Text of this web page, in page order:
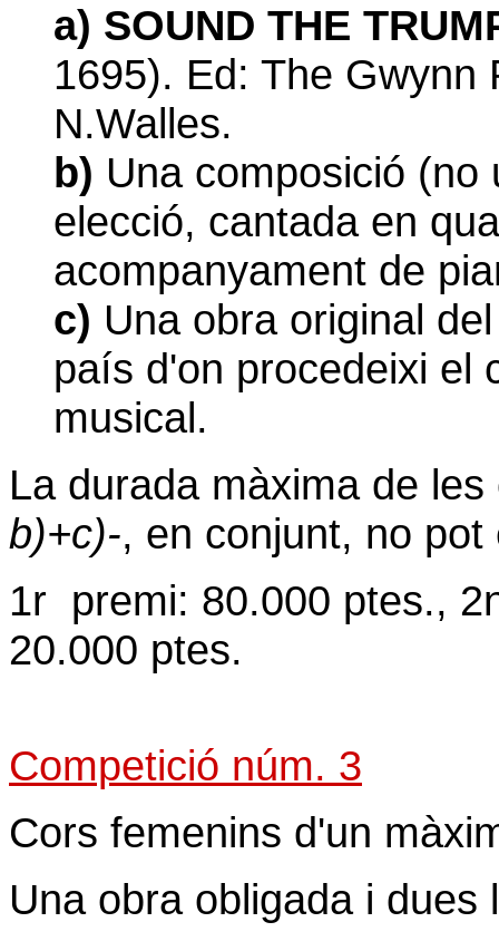
a) SOUND THE
1695). Ed: The Gwynn
N.Walles.
b) Una composició
elecció, cantada en
acompanyament de
c) Una obra original
país d'on procedeixi el
musical.
La durada màxima de
b)+c)-, en conjunt, no
1r premi: 80.000 ptes.,
20.000 ptes.
Competició núm. 3
Cors femenins d'un
Una obra obligada i